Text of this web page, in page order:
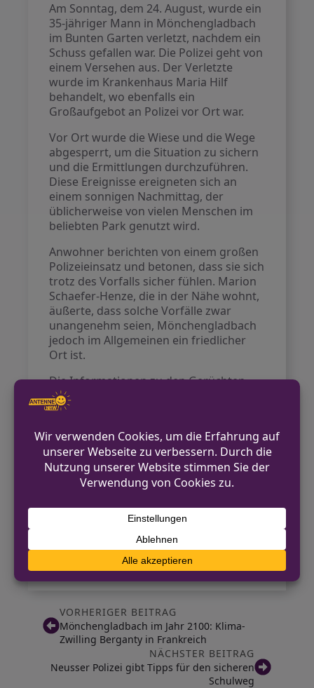
Am Sonntag, dem 24. August, wurde ein
35-jähriger Mann in Mönchengladbach
im Bunten Garten verletzt, nachdem ein
Schuss gefallen war. Die Polizei geht von
einem Versehen aus. Der Verletzte
wurde im Krankenhaus Maria Hilf
behandelt, wo ebenfalls ein
Großaufgebot an Polizei vor Ort war.
Vor Ort wurde die Wiese und die Wege
abgesperrt, um die Situation zu sichern
und die Ermittlungen durchzuführen.
Diese Ereignisse ereigneten sich an
einem sonnigen Nachmittag, der
üblicherweise von vielen Menschen im
beliebten Park genutzt wird.
Anwohner berichten von einem großen
Polizeieinsatz und betonen, dass sie sich
trotz des Vorfalls sicher fühlen. Marion
Schaefer-Henze, die in der Nähe wohnt,
äußerte, dass solche Vorfälle zwar
unangenehm seien, Mönchengladbach
jedoch im Allgemeinen ein friedlicher
Ort ist.
Die Informationen zu den Gerüchten
über einen möglichen Streit unter
Rockern konnten von der Polizei nicht
dennoch für Besorgnis unter den
Bürgern, die sich um die Sicherheit im
beliebten Park Gedanken machen.
genauen Umstände des Schusses zu
Quelle:Rheinische Post
VORHERIGER BEITRAG
Mönchengladbach im Jahr 2100: Klima-
Zwilling Berganty in Frankreich
NÄCHSTER BEITRAG
Neusser Polizei gibt Tipps für den sicheren
Schulweg